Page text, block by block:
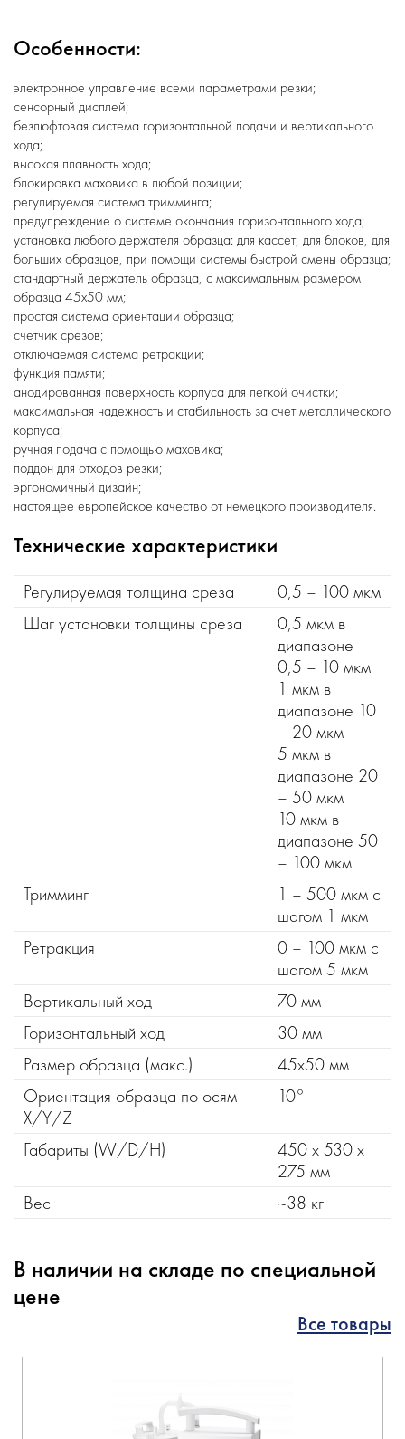
Особенности:
электронное управление всеми параметрами резки;
сенсорный дисплей;
безлюфтовая система горизонтальной подачи и вертикального
хода;
высокая плавность хода;
блокировка маховика в любой позиции;
регулируемая система тримминга;
предупреждение о системе окончания горизонтального хода;
установка любого держателя образца: для кассет, для блоков, для
больших образцов, при помощи системы быстрой смены образца;
стандартный держатель образца, с максимальным размером
образца 45х50 мм;
простая система ориентации образца;
счетчик срезов;
отключаемая система ретракции;
функция памяти;
анодированная поверхность корпуса для легкой очистки;
максимальная надежность и стабильность за счет металлического
корпуса;
ручная подача с помощью маховика;
поддон для отходов резки;
эргономичный дизайн;
настоящее европейское качество от немецкого производителя.
Технические характеристики
Регулируемая толщина среза
0,5 – 100 мкм
Шаг установки толщины среза
0,5 мкм в
диапазоне
0,5 – 10 мкм
1 мкм в
диапазоне 10
– 20 мкм
5 мкм в
диапазоне 20
– 50 мкм
10 мкм в
диапазоне 50
– 100 мкм
Тримминг
1 – 500 мкм с
шагом 1 мкм
Ретракция
0 – 100 мкм с
шагом 5 мкм
Вертикальный ход
70 мм
Горизонтальный ход
30 мм
Размер образца (макс.)
45х50 мм
Ориентация образца по осям
X/Y/Z
10°
Габариты (W/D/H)
450 x 530 x
275 мм
Вес
~38 кг
В наличии на складе по специальной
цене
Все товары